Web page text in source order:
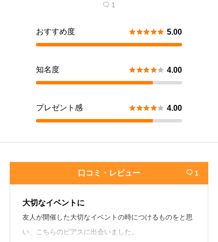
 1
おすすめ度  5.00
知名度  4.00
プレゼント感  4.00
口コミ・レビュー  1
大切なイベントに
友人が開催した大切なイベントの時につけるものをと思
い、こちらのピアスに出会いました。